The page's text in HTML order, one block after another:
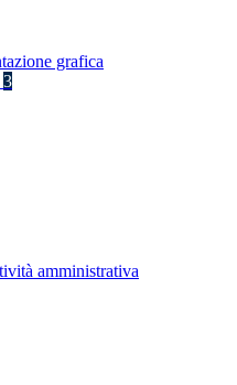
grafica
3
amministrativa